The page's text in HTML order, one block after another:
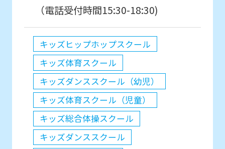
（電話受付時間15:30-18:30)
キッズヒップホップスクール
キッズ体育スクール
キッズダンススクール（幼児）
キッズ体育スクール（児童）
キッズ総合体操スクール
キッズダンススクール